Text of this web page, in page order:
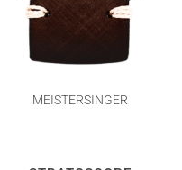
MEISTERSINGER